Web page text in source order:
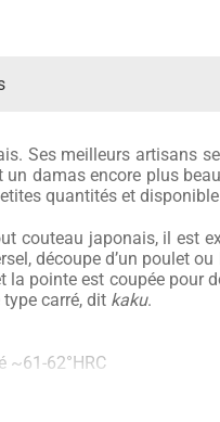
Ses meilleurs artisans
damas encore plus
quantités et
couteau japonais, il est
découpe d’un poulet
la pointe est coupée pour
carré, dit kaku.
~61-62°HRC